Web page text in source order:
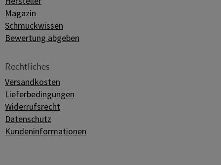
Magazin
Schmuckwissen
Bewertung abgeben
Rechtliches
Versandkosten
Lieferbedingungen
Widerrufsrecht
Datenschutz
Kundeninformationen